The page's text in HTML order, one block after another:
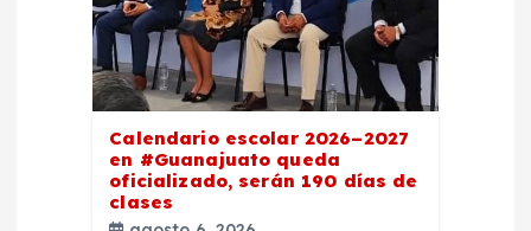
Calendario escolar 2026–2027
en #Guanajuato queda
oficializado, serán 190 días de
clases